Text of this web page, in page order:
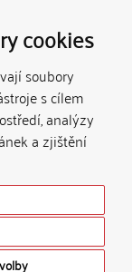
cookies
soubory
s cílem
analýzy
a zjištění